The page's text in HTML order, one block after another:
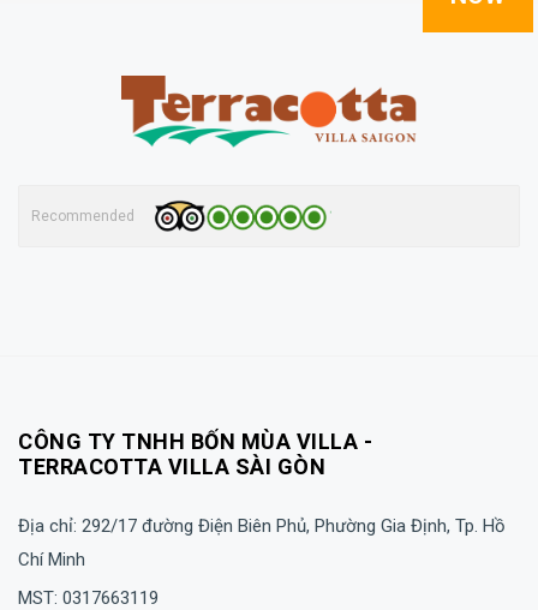
Recommended
CÔNG TY TNHH BỐN MÙA VILLA -
TERRACOTTA VILLA SÀI GÒN
Địa chỉ: 292/17 đường Điện Biên Phủ, Phường Gia Định, Tp. Hồ
Chí Minh
MST: 0317663119